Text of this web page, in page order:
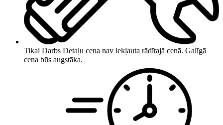
Tikai Darbs Detaļu cena nav iekļauta rādītajā cenā. Galīgā
cena būs augstāka.